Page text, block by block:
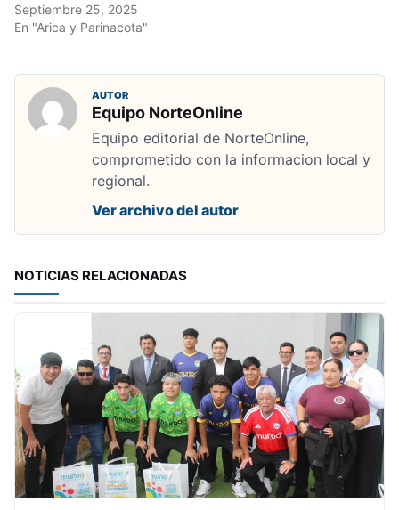
Septiembre 25, 2025
En "Arica y Parinacota"
AUTOR
Equipo NorteOnline
Equipo editorial de NorteOnline,
comprometido con la informacion local y
regional.
Ver archivo del autor
NOTICIAS RELACIONADAS